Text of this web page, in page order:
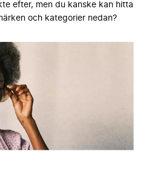
efter, men du kanske kan hitta
och kategorier nedan?